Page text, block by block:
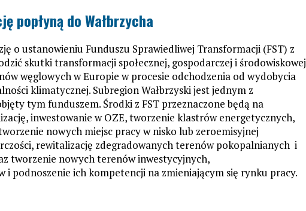
popłyną do Wałbrzycha
o ustanowieniu Funduszu Sprawiedliwej Transformacji (FST) z
skutki transformacji społecznej, gospodarczej i środowiskowej
węglowych w Europie w procesie odchodzenia od wydobycia
klimatycznej. Subregion Wałbrzyski jest jednym z
tym funduszem. Środki z FST przeznaczone będą na
inwestowanie w OZE, tworzenie klastrów energetycznych,
nowych miejsc pracy w nisko lub zeroemisyjnej
rewitalizację zdegradowanych terenów pokopalnianych i
tworzenie nowych terenów inwestycyjnych,
podnoszenie ich kompetencji na zmieniającym się rynku pracy.